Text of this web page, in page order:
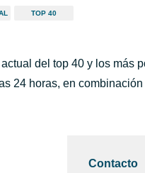
TOP 40
del top 40 y los más
24 horas, en
Contacto